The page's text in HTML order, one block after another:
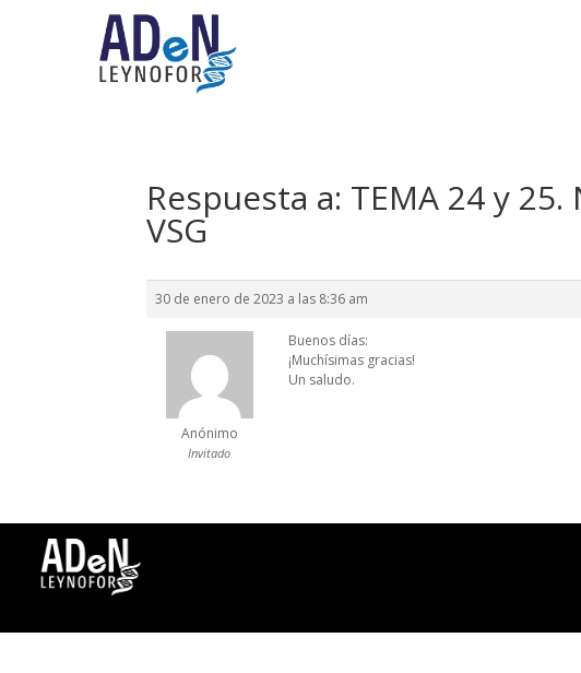
Respuesta a: TEMA 24 y
VSG
30 de enero de 2023 a las 8:36 am
Anónimo
Invitado
Buenos días:
¡Muchísimas gracias!
Un saludo.